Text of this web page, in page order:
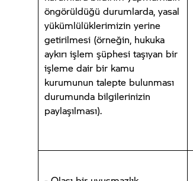
öngörüldüğü durumlarda, yasal
yükümlülüklerimizin yerine
getirilmesi (örneğin, hukuka
aykırı işlem şüphesi taşıyan bir
işleme dair bir kamu
kurumunun talepte bulunması
durumunda bilgilerinizin
paylaşılması).